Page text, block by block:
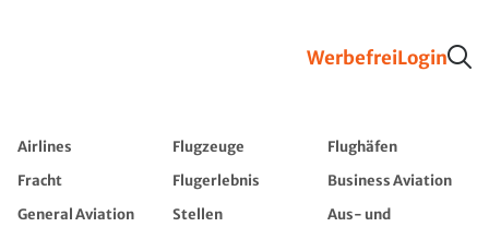
WerbefreiLogin
Airlines Flugzeuge
Flughäfen
Fracht
Flugerlebnis
Business Aviation
General Aviation
Stellen
Aus- und